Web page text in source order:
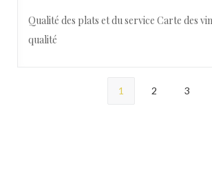
Qualité des plats et du service Carte des
qualité
1 2 3